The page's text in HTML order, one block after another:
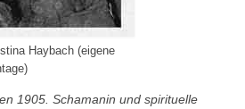
Haybach (eigene
1905. Schamanin und spirituelle